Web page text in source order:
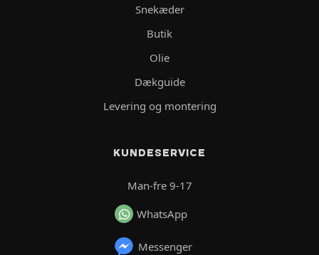
Snekæder
Butik
Olie
Dækguide
Levering og montering
KUNDESERVICE
Man-fre 9-17
WhatsApp
Messenger